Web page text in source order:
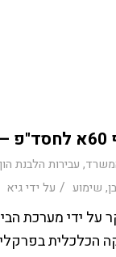
, עבירות הלבנת הון
, שימוע / על ידיגיא
על ידי מערכת
הכלכלית